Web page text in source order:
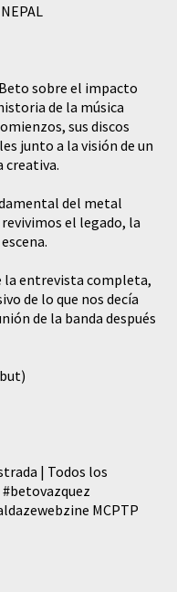
sobre el impacto
de la música
sus discos
junto a la visión de un
creativa.
del metal
el legado, la
la entrevista completa,
de lo que nos decía
de la banda después
| Todos los
#betovazquez
MCPTP